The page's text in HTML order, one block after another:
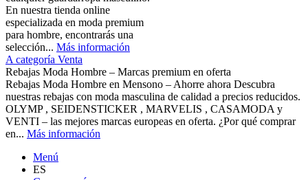
En nuestra tienda online
especializada en moda premium
para hombre, encontrarás una
selección... Más información
A categoría Venta
Rebajas Moda Hombre – Marcas premium en oferta
Rebajas Moda Hombre en Mensono – Ahorre ahora Descubra
nuestras rebajas con moda masculina de calidad a precios reducidos.
OLYMP , SEIDENSTICKER , MARVELIS , CASAMODA y
VENTI – las mejores marcas europeas en oferta. ¿Por qué comprar
en... Más información
Menú
ES